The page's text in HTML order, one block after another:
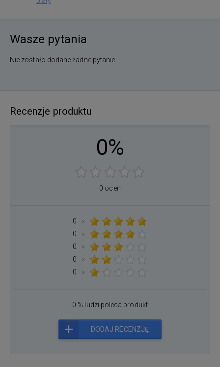
Wasze pytania
Nie zostało dodane żadne pytanie.
Recenzje produktu
0%
0 ocen
0
×
0
×
0
×
0
×
0
×
0 % ludzi poleca produkt
DODAJ RECENZJĘ